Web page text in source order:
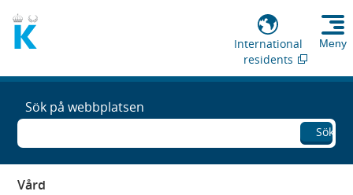
International
residents
Meny
Sök på webbplatsen
Sök
Vård